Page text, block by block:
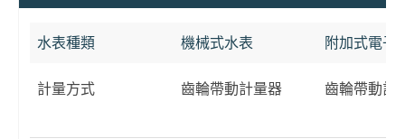
水表種類 機械式水表 附加式電子
計量方式 齒輪帶動計量器 齒輪帶動計